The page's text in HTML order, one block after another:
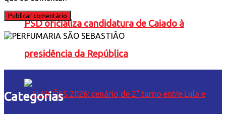
PSD oficializa candidatura de Caiado à
presidência da República
Categorias